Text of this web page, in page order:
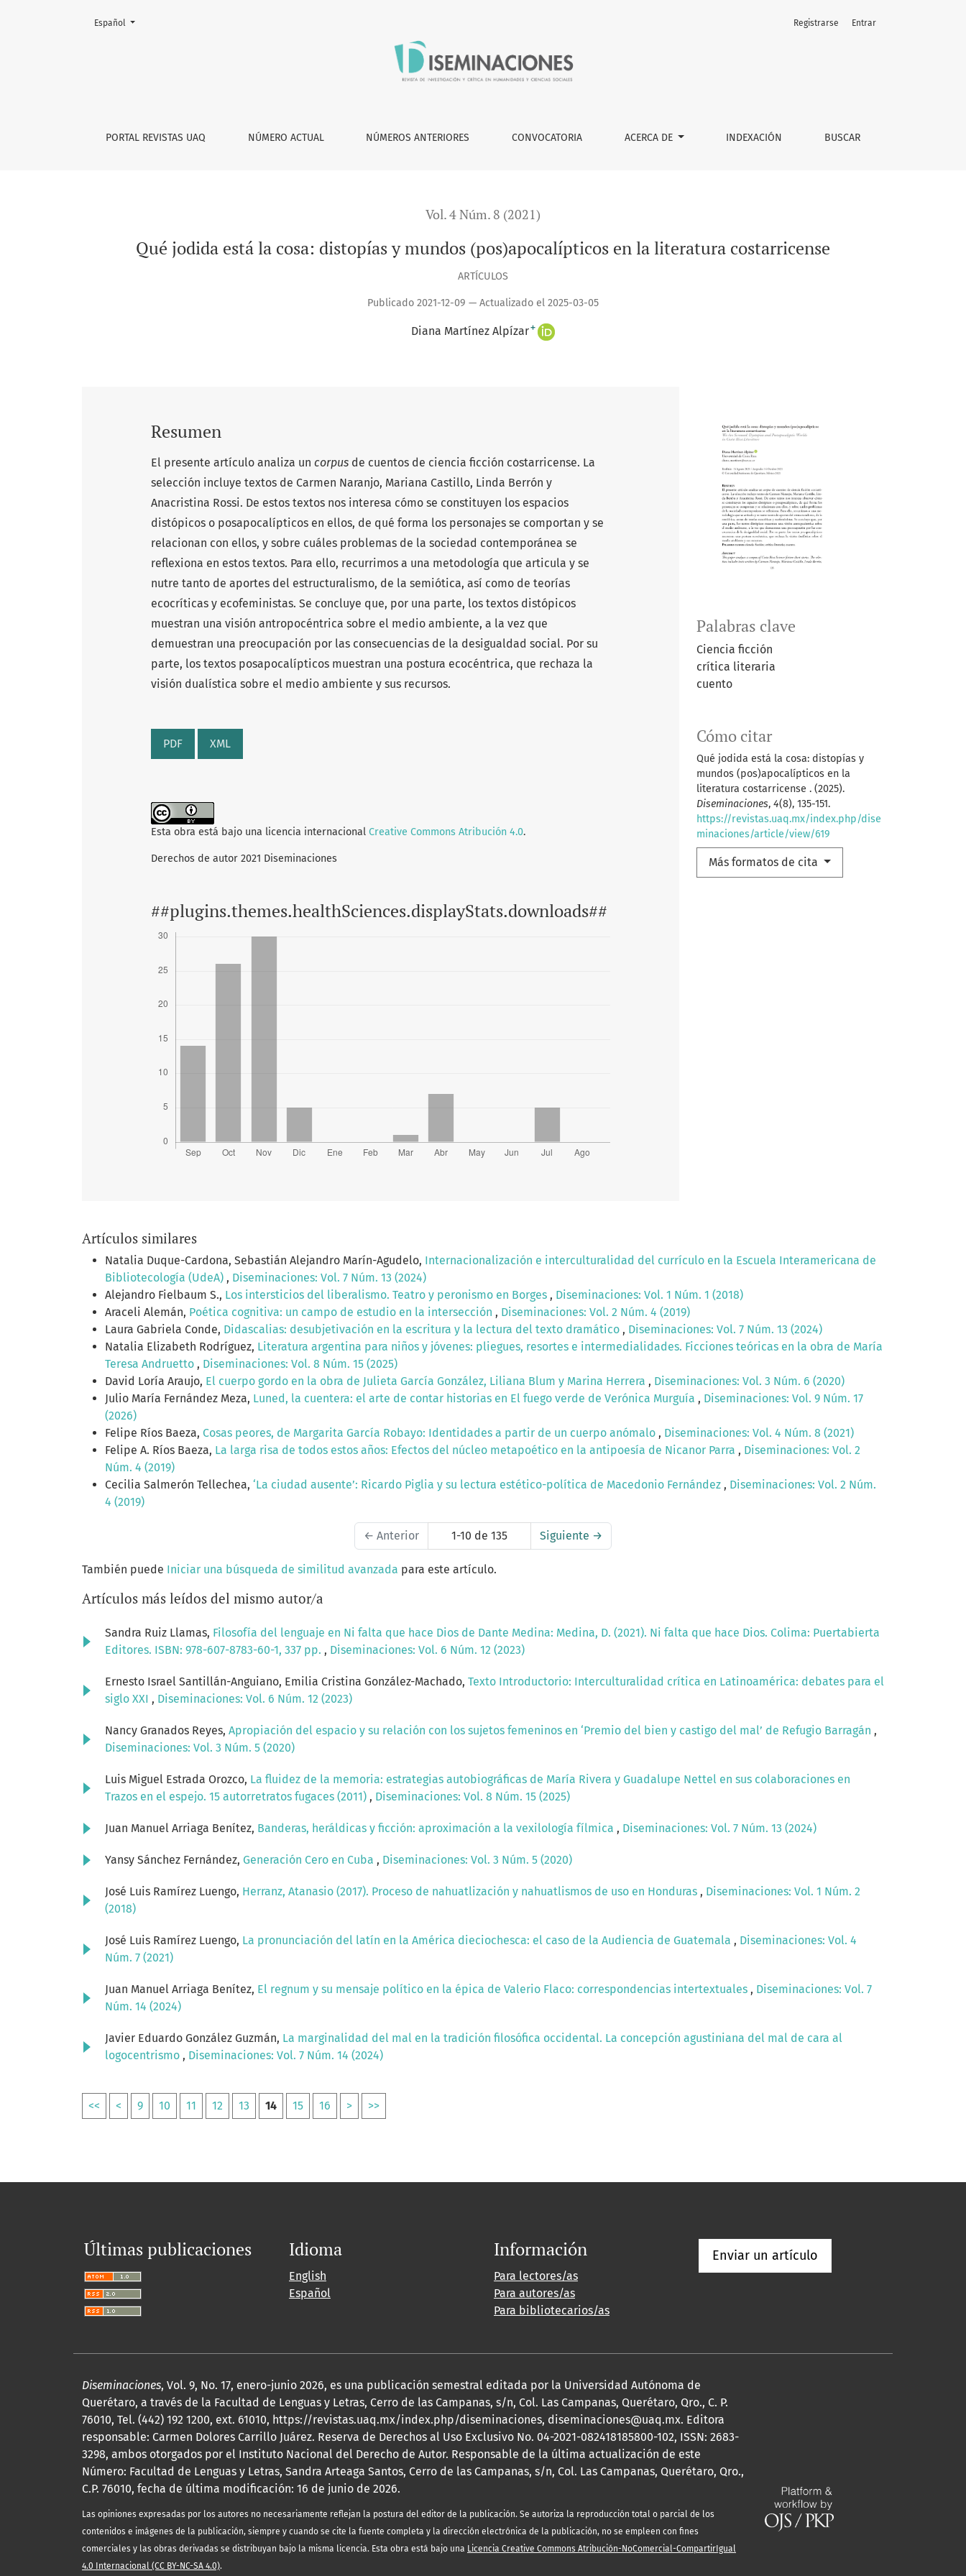
Qué jodida está la cosa: distopías y mundos (pos)apocalípticos en la literatura costarricense
PORTAL REVISTAS UAQ NÚMERO ACTUAL NÚMEROS ANTERIORES CONVOCATORIA ACERCA DE INDEXACIÓN BUSCAR
Registrarse Entrar
Cambiar el idioma. El actual es:
Español
Vol. 4 Núm. 8 (2021)
Qué jodida está la cosa: distopías y mundos (pos)apocalípticos en la literatura costarricense
ARTÍCULOS
Publicado 2021-12-09 — Actualizado el 2025-03-05
Diana Martínez Alpízar+
Palabras clave
Ciencia ficción
crítica literaria
cuento
Cómo citar
Qué jodida está la cosa: distopías y
mundos (pos)apocalípticos en la
literatura costarricense . (2025).
Diseminaciones, 4(8), 135-151.
https://revistas.uaq.mx/index.php/dise
minaciones/article/view/619
Más formatos de cita
Resumen
El presente artículo analiza un corpus de cuentos de ciencia ficción costarricense. La
selección incluye textos de Carmen Naranjo, Mariana Castillo, Linda Berrón y
Anacristina Rossi. De estos textos nos interesa cómo se constituyen los espacios
distópicos o posapocalípticos en ellos, de qué forma los personajes se comportan y se
relacionan con ellos, y sobre cuáles problemas de la sociedad contemporánea se
reflexiona en estos textos. Para ello, recurrimos a una metodología que articula y se
nutre tanto de aportes del estructuralismo, de la semiótica, así como de teorías
ecocríticas y ecofeministas. Se concluye que, por una parte, los textos distópicos
muestran una visión antropocéntrica sobre el medio ambiente, a la vez que
demuestran una preocupación por las consecuencias de la desigualdad social. Por su
parte, los textos posapocalípticos muestran una postura ecocéntrica, que rechaza la
visión dualística sobre el medio ambiente y sus recursos.
PDF XML
Esta obra está bajo una licencia internacional Creative Commons Atribución 4.0.
Derechos de autor 2021 Diseminaciones
##plugins.themes.healthSciences.displayStats.downloads##
Artículos similares
Natalia Duque-Cardona, Sebastián Alejandro Marín-Agudelo, Internacionalización e interculturalidad del currículo en la Escuela Interamericana de
Bibliotecología (UdeA) , Diseminaciones: Vol. 7 Núm. 13 (2024)
Alejandro Fielbaum S., Los intersticios del liberalismo. Teatro y peronismo en Borges , Diseminaciones: Vol. 1 Núm. 1 (2018)
Araceli Alemán, Poética cognitiva: un campo de estudio en la intersección , Diseminaciones: Vol. 2 Núm. 4 (2019)
Laura Gabriela Conde, Didascalias: desubjetivación en la escritura y la lectura del texto dramático , Diseminaciones: Vol. 7 Núm. 13 (2024)
Natalia Elizabeth Rodríguez, Literatura argentina para niños y jóvenes: pliegues, resortes e intermedialidades. Ficciones teóricas en la obra de María
Teresa Andruetto , Diseminaciones: Vol. 8 Núm. 15 (2025)
David Loría Araujo, El cuerpo gordo en la obra de Julieta García González, Liliana Blum y Marina Herrera , Diseminaciones: Vol. 3 Núm. 6 (2020)
Julio María Fernández Meza, Luned, la cuentera: el arte de contar historias en El fuego verde de Verónica Murguía , Diseminaciones: Vol. 9 Núm. 17
(2026)
Felipe Ríos Baeza, Cosas peores, de Margarita García Robayo: Identidades a partir de un cuerpo anómalo , Diseminaciones: Vol. 4 Núm. 8 (2021)
Felipe A. Ríos Baeza, La larga risa de todos estos años: Efectos del núcleo metapoético en la antipoesía de Nicanor Parra , Diseminaciones: Vol. 2
Núm. 4 (2019)
Cecilia Salmerón Tellechea, ‘La ciudad ausente’: Ricardo Piglia y su lectura estético-política de Macedonio Fernández , Diseminaciones: Vol. 2 Núm.
4 (2019)
← Anterior 1-10 de 135 Siguiente →
También puede Iniciar una búsqueda de similitud avanzada para este artículo.
Artículos más leídos del mismo autor/a
Sandra Ruiz Llamas, Filosofía del lenguaje en Ni falta que hace Dios de Dante Medina: Medina, D. (2021). Ni falta que hace Dios. Colima: Puertabierta
Editores. ISBN: 978-607-8783-60-1, 337 pp. , Diseminaciones: Vol. 6 Núm. 12 (2023)
Ernesto Israel Santillán-Anguiano, Emilia Cristina González-Machado, Texto Introductorio: Interculturalidad crítica en Latinoamérica: debates para el
siglo XXI , Diseminaciones: Vol. 6 Núm. 12 (2023)
Nancy Granados Reyes, Apropiación del espacio y su relación con los sujetos femeninos en ‘Premio del bien y castigo del mal’ de Refugio Barragán ,
Diseminaciones: Vol. 3 Núm. 5 (2020)
Luis Miguel Estrada Orozco, La fluidez de la memoria: estrategias autobiográficas de María Rivera y Guadalupe Nettel en sus colaboraciones en
Trazos en el espejo. 15 autorretratos fugaces (2011) , Diseminaciones: Vol. 8 Núm. 15 (2025)
Juan Manuel Arriaga Benítez, Banderas, heráldicas y ficción: aproximación a la vexilología fílmica , Diseminaciones: Vol. 7 Núm. 13 (2024)
Yansy Sánchez Fernández, Generación Cero en Cuba , Diseminaciones: Vol. 3 Núm. 5 (2020)
José Luis Ramírez Luengo, Herranz, Atanasio (2017). Proceso de nahuatlización y nahuatlismos de uso en Honduras , Diseminaciones: Vol. 1 Núm. 2
(2018)
José Luis Ramírez Luengo, La pronunciación del latín en la América dieciochesca: el caso de la Audiencia de Guatemala , Diseminaciones: Vol. 4
Núm. 7 (2021)
Juan Manuel Arriaga Benítez, El regnum y su mensaje político en la épica de Valerio Flaco: correspondencias intertextuales , Diseminaciones: Vol. 7
Núm. 14 (2024)
Javier Eduardo González Guzmán, La marginalidad del mal en la tradición filosófica occidental. La concepción agustiniana del mal de cara al
logocentrismo , Diseminaciones: Vol. 7 Núm. 14 (2024)
<< < 9 10 11 12 13 14 15 16 > >>
Últimas publicaciones Idioma
English
Español
Información
Para lectores/as
Para autores/as
Para bibliotecarios/as
Enviar un artículo
Diseminaciones, Vol. 9, No. 17, enero-junio 2026, es una publicación semestral editada por la Universidad Autónoma de
Querétaro, a través de la Facultad de Lenguas y Letras, Cerro de las Campanas, s/n, Col. Las Campanas, Querétaro, Qro., C. P.
76010, Tel. (442) 192 1200, ext. 61010, https://revistas.uaq.mx/index.php/diseminaciones, diseminaciones@uaq.mx. Editora
responsable: Carmen Dolores Carrillo Juárez. Reserva de Derechos al Uso Exclusivo No. 04-2021-082418185800-102, ISSN: 2683-
3298, ambos otorgados por el Instituto Nacional del Derecho de Autor. Responsable de la última actualización de este
Número: Facultad de Lenguas y Letras, Sandra Arteaga Santos, Cerro de las Campanas, s/n, Col. Las Campanas, Querétaro, Qro.,
C.P. 76010, fecha de última modificación: 16 de junio de 2026.
Las opiniones expresadas por los autores no necesariamente reflejan la postura del editor de la publicación. Se autoriza la reproducción total o parcial de los
contenidos e imágenes de la publicación, siempre y cuando se cite la fuente completa y la dirección electrónica de la publicación, no se empleen con fines
comerciales y las obras derivadas se distribuyan bajo la misma licencia. Esta obra está bajo una Licencia Creative Commons Atribución-NoComercial-CompartirIgual
4.0 Internacional (CC BY-NC-SA 4.0).